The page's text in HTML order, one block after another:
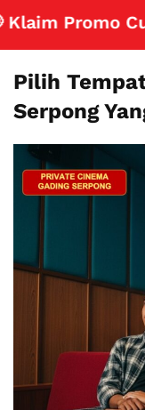
Promo Cuci
Pilih
Serpong